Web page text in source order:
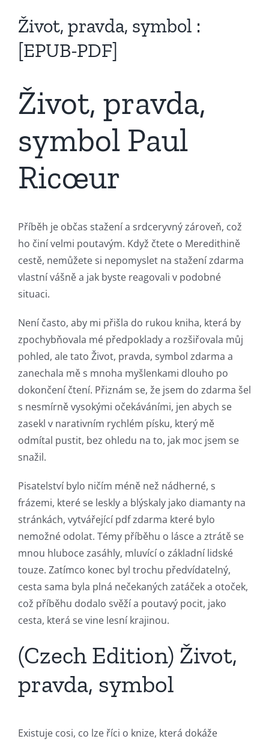
Život, pravda, symbol :
[EPUB-PDF]
Život, pravda,
symbol Paul
Ricœur
Příběh je občas stažení a srdceryvný zároveň, což
ho činí velmi poutavým. Když čtete o Meredithině
cestě, nemůžete si nepomyslet na stažení zdarma​
vlastní vášně a jak byste reagovali v podobné
situaci.
Není často, aby mi přišla do rukou kniha, která by
zpochybňovala mé předpoklady a rozšiřovala můj
pohled, ale tato Život, pravda, symbol zdarma a
zanechala mě s mnoha myšlenkami dlouho po
dokončení čtení. Přiznám se, že jsem do zdarma šel
s nesmírně vysokými očekáváními, jen abych se
zasekl v narativním rychlém písku, který mě
odmítal pustit, bez ohledu na to, jak moc jsem se
snažil.
Pisatelství bylo ničím méně než nádherné, s
frázemi, které se leskly a blýskaly jako diamanty na
stránkách, vytvářející pdf zdarma které bylo
nemožné odolat. Témy příběhu o lásce a ztrátě se
mnou hluboce zasáhly, mluvící o základní lidské
touze. Zatímco konec byl trochu předvídatelný,
cesta sama byla plná nečekaných zatáček a otoček,
což příběhu dodalo svěží a poutavý pocit, jako
cesta, která se vine lesní krajinou.
(Czech Edition) Život,
pravda, symbol
Existuje cosi, co lze říci o knize, která dokáže